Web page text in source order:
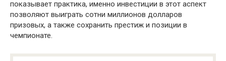
показывает практика, именно инвестиции в этот аспект
позволяют выиграть сотни миллионов долларов
призовых, а также сохранить престиж и позиции в
чемпионате.